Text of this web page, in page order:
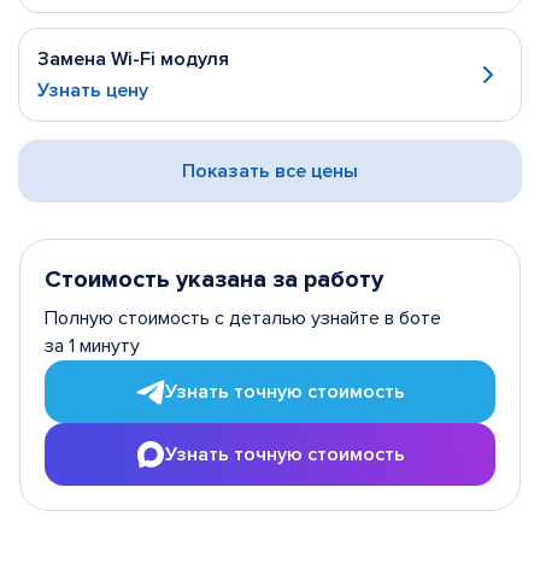
Замена Wi-Fi модуля
Узнать цену
Показать все цены
Стоимость указана за работу
Полную стоимость с деталью узнайте в боте
за 1 минуту
Узнать точную стоимость
Узнать точную стоимость